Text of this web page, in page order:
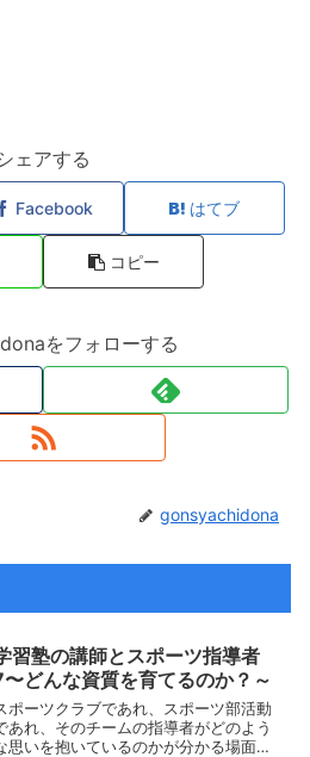
ェアする
Facebook はてブ
コピー
をフォローする
gonsyachidona
習塾の講師とスポーツ指導者
どんな資質を育てるのか？～
ポーツクラブであれ、スポーツ部活動
あれ、そのチームの指導者がどのよう
思いを抱いているのかが分かる場面と